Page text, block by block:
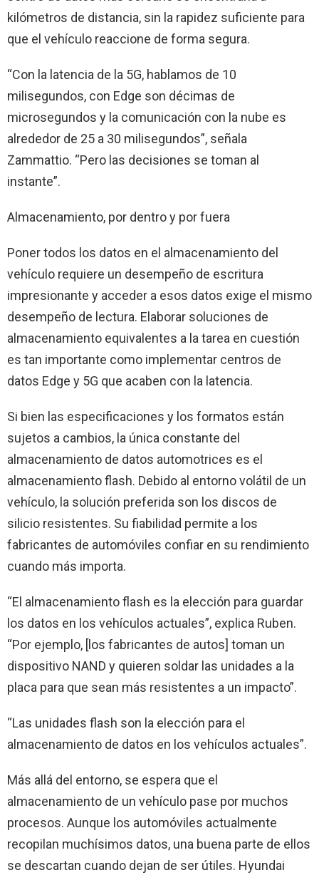
kilómetros de distancia, sin la rapidez suficiente para
que el vehículo reaccione de forma segura.
“Con la latencia de la 5G, hablamos de 10
milisegundos, con Edge son décimas de
microsegundos y la comunicación con la nube es
alrededor de 25 a 30 milisegundos”, señala
Zammattio. “Pero las decisiones se toman al
instante”.
Almacenamiento, por dentro y por fuera
Poner todos los datos en el almacenamiento del
vehículo requiere un desempeño de escritura
impresionante y acceder a esos datos exige el mismo
desempeño de lectura. Elaborar soluciones de
almacenamiento equivalentes a la tarea en cuestión
es tan importante como implementar centros de
datos Edge y 5G que acaben con la latencia.
Si bien las especificaciones y los formatos están
sujetos a cambios, la única constante del
almacenamiento de datos automotrices es el
almacenamiento flash. Debido al entorno volátil de un
vehículo, la solución preferida son los discos de
silicio resistentes. Su fiabilidad permite a los
fabricantes de automóviles confiar en su rendimiento
cuando más importa.
“El almacenamiento flash es la elección para guardar
los datos en los vehículos actuales”, explica Ruben.
“Por ejemplo, [los fabricantes de autos] toman un
dispositivo NAND y quieren soldar las unidades a la
placa para que sean más resistentes a un impacto”.
“Las unidades flash son la elección para el
almacenamiento de datos en los vehículos actuales”.
Más allá del entorno, se espera que el
almacenamiento de un vehículo pase por muchos
procesos. Aunque los automóviles actualmente
recopilan muchísimos datos, una buena parte de ellos
se descartan cuando dejan de ser útiles. Hyundai